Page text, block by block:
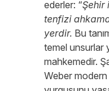
ederler: “Şehir
tenfizi
yerdir. Bu
temel unsurlar
mahkemedir.
Weber modern